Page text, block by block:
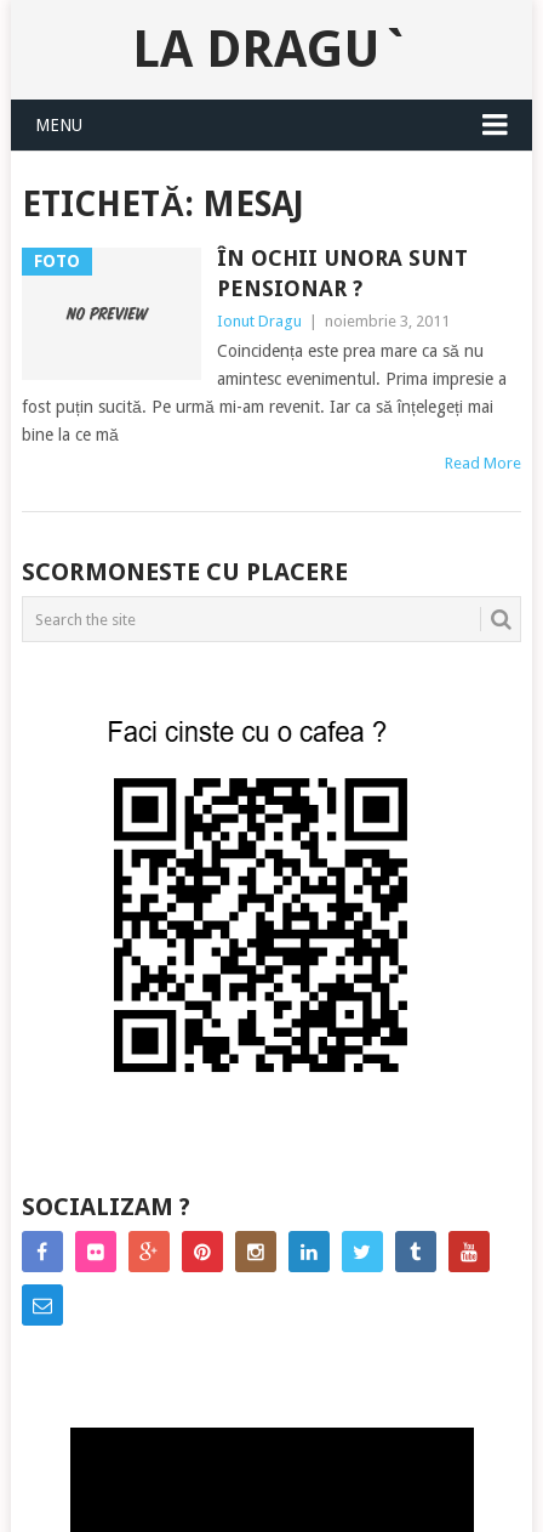
LA DRAGU`
MENU
ETICHETĂ: MESAJ
FOTO
ÎN OCHII UNORA SUNT
PENSIONAR ?
Ionut Dragu noiembrie 3, 2011
Coincidența este prea mare ca să nu
amintesc evenimentul. Prima impresie a
fost puțin sucită. Pe urmă mi-am revenit. Iar ca să înțelegeți mai
bine la ce mă
Read More
POSTS
NAVIGATION
SCORMONESTE CU PLACERE
SOCIALIZAM ?